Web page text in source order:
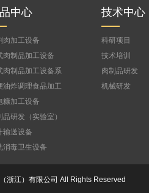
中心
肉加工设备
肉制品加工设备
肉制品加工设备系
油炸调理食品加工
糠加工设备
品研发（实验室）
输送设备
消毒卫生设备
技术中心
科研项目
技术培训
肉制品研发
机械研发
浙江）有限公司 All Rights Reserved